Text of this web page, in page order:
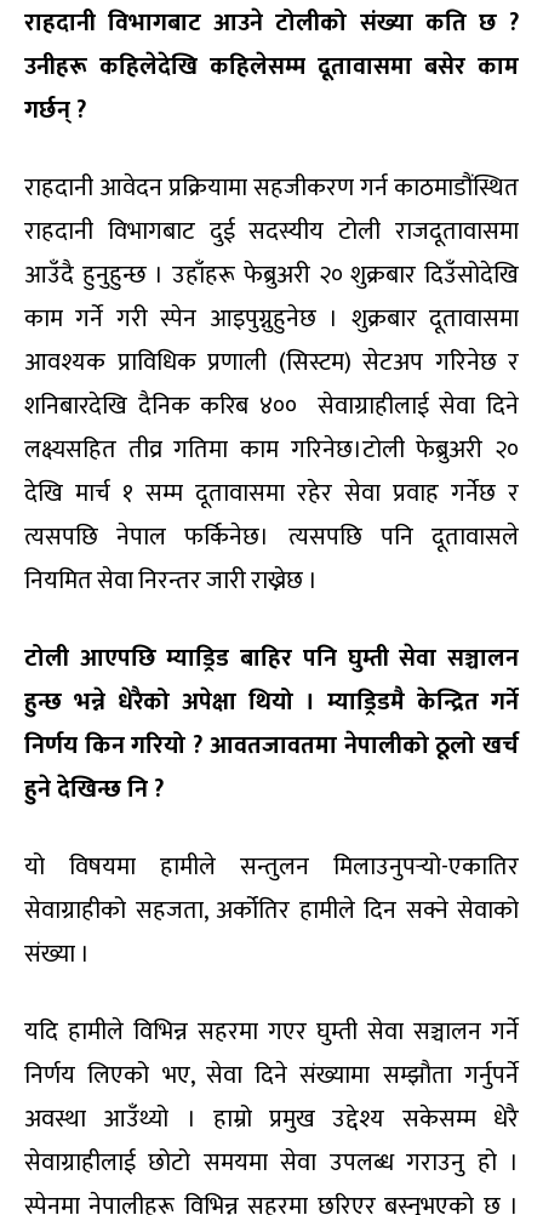
राहदानी विभागबाट आउने टोलीको संख्या कति छ?
उनीहरू कहिलेदेखि कहिलेसम्म दूतावासमा बसेर काम
गर्छन् ?
राहदानी आवेदन प्रक्रियामा सहजीकरण गर्न काठमाडौंस्थित
राहदानी विभागबाट दुई सदस्यीय टोली राजदूतावासमा
आउँदै हुनुहुन्छ । उहाँहरू फेब्रुअरी २० शुक्रबार दिउँसोदेखि
काम गर्ने गरी स्पेन आइपुग्नुहुनेछ । शुक्रबार दूतावासमा
आवश्यक प्राविधिक प्रणाली (सिस्टम) सेटअप गरिनेछ र
शनिबारदेखि दैनिक करिब ४०० सेवाग्राहीलाई सेवा दिने
लक्ष्यसहित तीव्र गतिमा काम गरिनेछ।टोली फेब्रुअरी २०
देखि मार्च १ सम्म दूतावासमा रहेर सेवा प्रवाह गर्नेछ र
त्यसपछि नेपाल फर्किनेछ। त्यसपछि पनि दूतावासले
नियमित सेवा निरन्तर जारी राख्नेछ ।
टोली आएपछि म्याड्रिड बाहिर पनि घुम्ती सेवा सञ्चालन
हुन्छ भन्ने धेरैको अपेक्षा थियो । म्याड्रिडमै केन्द्रित गर्ने
निर्णय किन गरियो ? आवतजावतमा नेपालीको ठूलो खर्च
हुने देखिन्छ नि ?
यो विषयमा हामीले सन्तुलन मिलाउनुपर्‍यो-एकातिर
सेवाग्राहीको सहजता, अर्कोतिर हामीले दिन सक्ने सेवाको
संख्या ।
यदि हामीले विभिन्न सहरमा गएर घुम्ती सेवा सञ्चालन गर्ने
निर्णय लिएको भए, सेवा दिने संख्यामा सम्झौता गर्नुपर्ने
अवस्था आउँथ्यो । हाम्रो प्रमुख उद्देश्य सकेसम्म धेरै
सेवाग्राहीलाई छोटो समयमा सेवा उपलब्ध गराउनु हो ।
स्पेनमा नेपालीहरू विभिन्न सहरमा छरिएर बस्नुभएको छ ।